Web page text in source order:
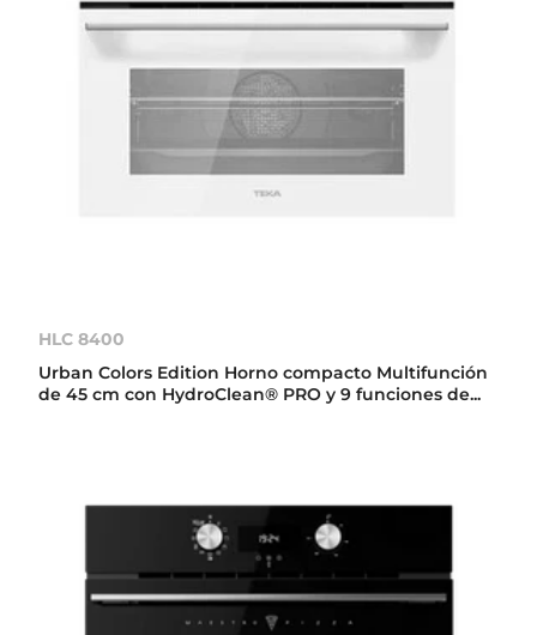
HLC 8400
Urban Colors Edition Horno compacto Multifunción
de 45 cm con HydroClean® PRO y 9 funciones de...